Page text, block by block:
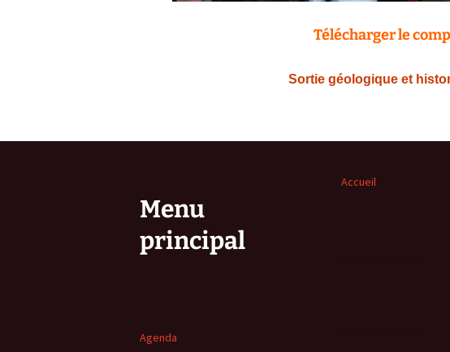
Télécharger le
Sortie géologique et
Menu
principal
Accueil
Agenda